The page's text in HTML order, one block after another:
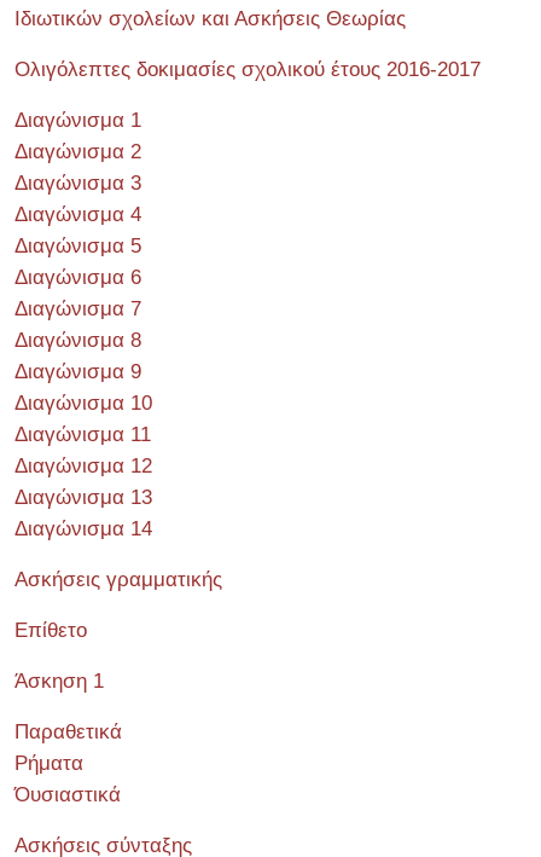
Ιδιωτικών σχολείων και Ασκήσεις Θεωρίας
Ολιγόλεπτες δοκιμασίες σχολικού έτους 2016-2017
Διαγώνισμα 1
Διαγώνισμα 2
Διαγώνισμα 3
Διαγώνισμα 4
Διαγώνισμα 5
Διαγώνισμα 6
Διαγώνισμα 7
Διαγώνισμα 8
Διαγώνισμα 9
Διαγώνισμα 10
Διαγώνισμα 11
Διαγώνισμα 12
Διαγώνισμα 13
Διαγώνισμα 14
Ασκήσεις γραμματικής
Επίθετο
Άσκηση 1
Παραθετικά
Ρήματα
Όυσιαστικά
Ασκήσεις σύνταξης